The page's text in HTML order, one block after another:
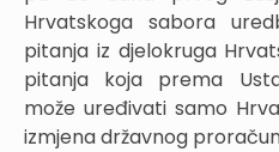
Hrvatskoga sabora
pitanja iz djelokruga
pitanja koja prema
može uređivati samo
izmjena državnog